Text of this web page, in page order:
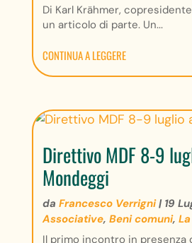
Di Karl Krähmer,
un articolo di parte. Un...
CONTINUA A LEGGERE
Direttivo MDF 8-9
Mondeggi
da Francesco Verrigni| 19
Associative, Beni comuni,
Il primo incontro in presenza